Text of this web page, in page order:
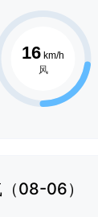
08-06）